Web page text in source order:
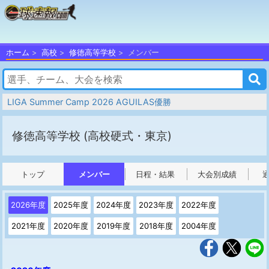
ホーム 高校 修徳高等学校 メンバー
LIGA Summer Camp 2026 AGUILAS優勝
修徳高等学校 (高校硬式・東京)
トップ メンバー 日程・結果 大会別成績
2026年度 2025年度 2024年度 2023年度 2022年度
2021年度 2020年度 2019年度 2018年度 2004年度